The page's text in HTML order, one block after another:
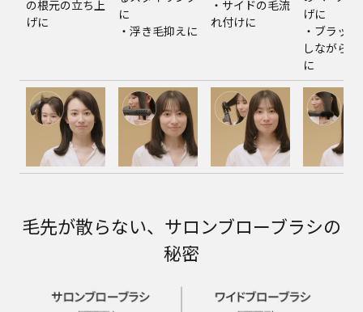
の根元の立ち上
げに
に
・浮き毛抑えに
・サイドの毛流
れ付けに
げに
・ブラッ
しながら
に
毛先が散らない、サロンブローブラシの
秘密